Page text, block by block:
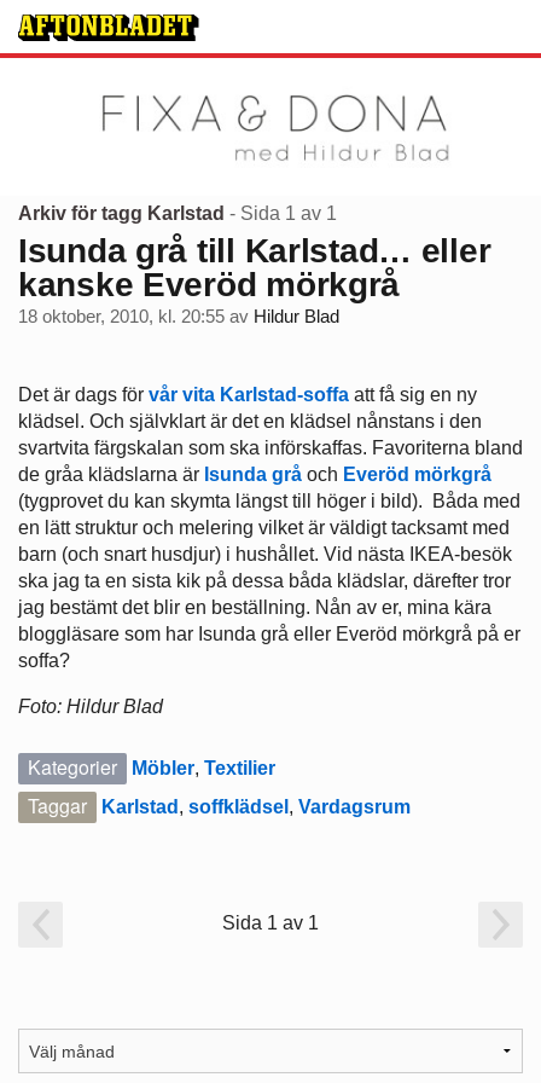
Arkiv för tagg Karlstad - Sida 1 av 1
Isunda grå till Karlstad… eller
kanske Everöd mörkgrå
18 oktober, 2010, kl. 20:55 av Hildur Blad
Det är dags för vår vita Karlstad-soffa att få sig en ny
klädsel. Och självklart är det en klädsel nånstans i den
svartvita färgskalan som ska införskaffas. Favoriterna bland
de gråa klädslarna är Isunda grå och Everöd mörkgrå
(tygprovet du kan skymta längst till höger i bild). Båda med
en lätt struktur och melering vilket är väldigt tacksamt med
barn (och snart husdjur) i hushållet. Vid nästa IKEA-besök
ska jag ta en sista kik på dessa båda klädslar, därefter tror
jag bestämt det blir en beställning. Nån av er, mina kära
bloggläsare som har Isunda grå eller Everöd mörkgrå på er
soffa?
Foto: Hildur Blad
Kategorier Möbler, Textilier
Taggar Karlstad , soffklädsel , Vardagsrum
Sida 1 av 1